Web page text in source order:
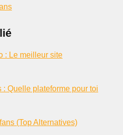
: Le meilleur site
: Quelle plateforme pour toi
(Top Alternatives)